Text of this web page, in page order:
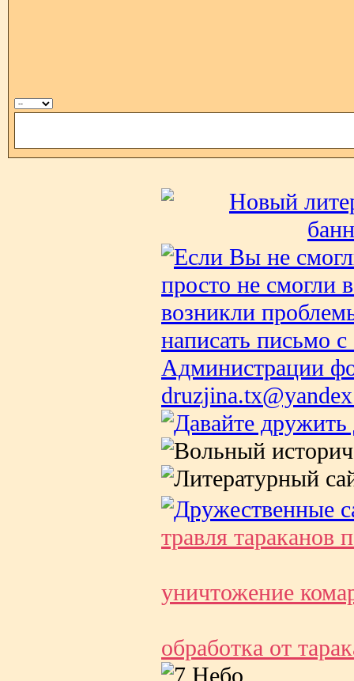
травля тараканов
уничтожение
обработка от